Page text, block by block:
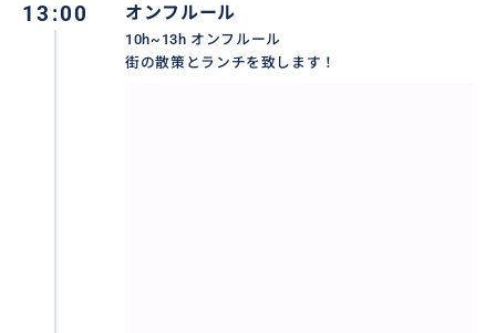
13:00 オンフルール
10h~13h オンフルール
街の散策とランチを致します！